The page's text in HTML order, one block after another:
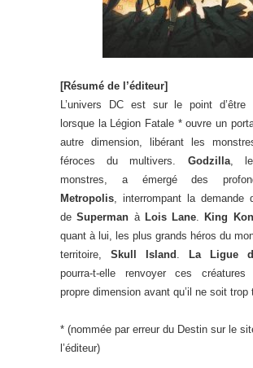
[Résumé de l’éditeur]
L’univers DC est sur le point d’être
lorsque la Légion Fatale * ouvre un
autre dimension, libérant les
féroces du multivers. Godzilla,
monstres, a émergé des
Metropolis, interrompant la demande
deSuperman à Lois Lane. King
quant à lui, les plus grands héros du
territoire, Skull Island .
La Ligue
pourra-t-elle renvoyer ces
propre dimension avant qu’il ne soit trop
* (nommée par erreur du Destin sur le
l’éditeur)